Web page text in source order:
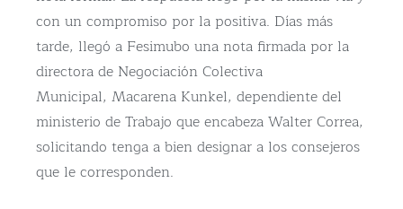
con un compromiso por la positiva. Días más
tarde, llegó a Fesimubo una nota firmada por la
directora de Negociación Colectiva
Municipal, Macarena Kunkel, dependiente del
ministerio de Trabajo que encabeza Walter Correa,
solicitando tenga a bien designar a los consejeros
que le corresponden.